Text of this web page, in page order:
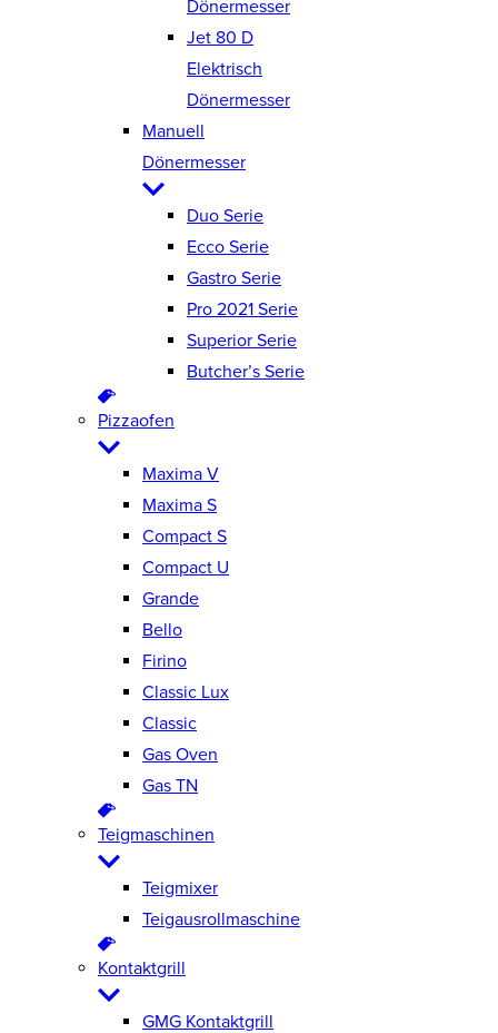
Dönermesser
Jet 80 D
Elektrisch
Dönermesser
Manuell
Dönermesser
Duo Serie
Ecco Serie
Gastro Serie
Pro 2021 Serie
Superior Serie
Butcher’s Serie
Pizzaofen
Maxima V
Maxima S
Compact S
Compact U
Grande
Bello
Firino
Classic Lux
Classic
Gas Oven
Gas TN
Teigmaschinen
Teigmixer
Teigausrollmaschine
Kontaktgrill
GMG Kontaktgrill